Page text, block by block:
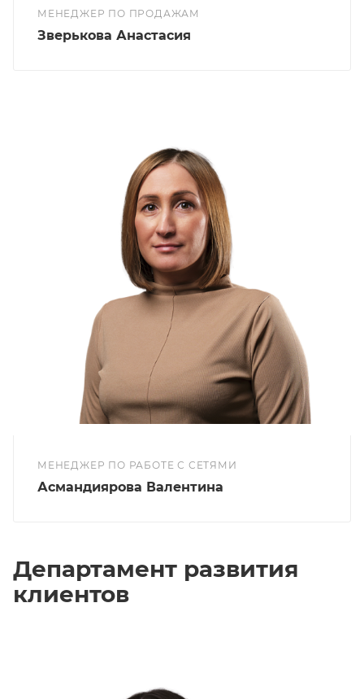
МЕНЕДЖЕР ПО ПРОДАЖАМ
Зверькова Анастасия
МЕНЕДЖЕР ПО РАБОТЕ С СЕТЯМИ
Асмандиярова Валентина
Департамент развития
клиентов